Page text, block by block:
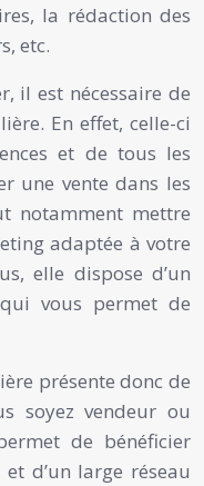
la rédaction des
etc.
il est nécessaire de
En effet, celle-ci
et de tous les
une vente dans les
notamment mettre
adaptée à votre
elle dispose d’un
vous permet de
présente donc de
soyez vendeur ou
de bénéficier
d’un large réseau